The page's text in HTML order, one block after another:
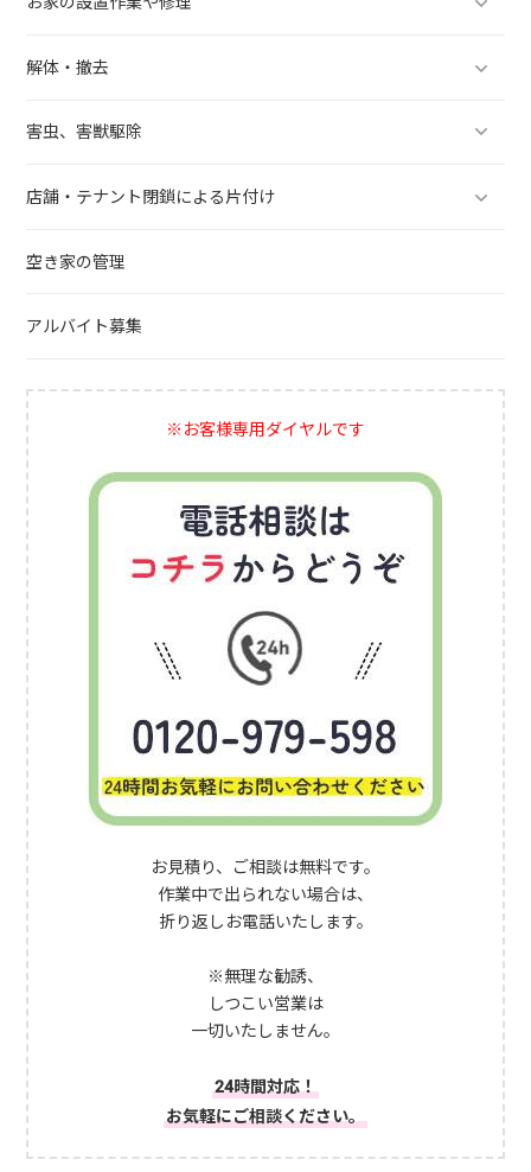
解体・撤去
害虫、害獣駆除
店舗・テナント閉鎖による片付け
空き家の管理
アルバイト募集
※お客様専用ダイヤルです
お見積り、ご相談は無料です。
作業中で出られない場合は、
折り返しお電話いたします。
※無理な勧誘、
しつこい営業は
一切いたしません。
24時間対応！
お気軽にご相談ください。